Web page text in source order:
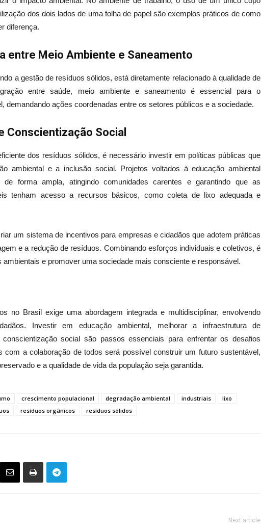
dos dois lados de uma folha de papel são exemplos práticos de como
diferença.
entre Meio Ambiente e Saneamento
a gestão de resíduos sólidos, está diretamente relacionado à qualidade de
entre saúde, meio ambiente e saneamento é essencial para o
demandando ações coordenadas entre os setores públicos e a sociedade.
Conscientização Social
dos resíduos sólidos, é necessário investir em políticas públicas que
ambiental e a inclusão social. Projetos voltados à educação ambiental
de forma ampla, atingindo comunidades carentes e garantindo que as
tenham acesso a recursos básicos, como coleta de lixo adequada e
um sistema de incentivos para empresas e cidadãos que adotem práticas
e a redução de resíduos. Combinando esforços individuais e coletivos, é
e promover uma sociedade mais consciente e responsável.
no Brasil exige uma abordagem integrada e multidisciplinar, envolvendo
Investir em educação ambiental, melhorar a infraestrutura de
social são passos essenciais para enfrentar os desafios
com a colaboração de todos será possível construir um futuro sustentável,
e a qualidade de vida da população seja garantida.
crescimento populacional degradação ambiental industriais
lixo
resíduos orgânicos resíduos sólidos
Next article